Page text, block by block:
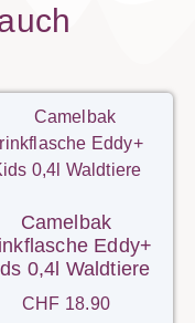
Camelbak
Eddy+
0,4l Waldtiere
CHF 18.90